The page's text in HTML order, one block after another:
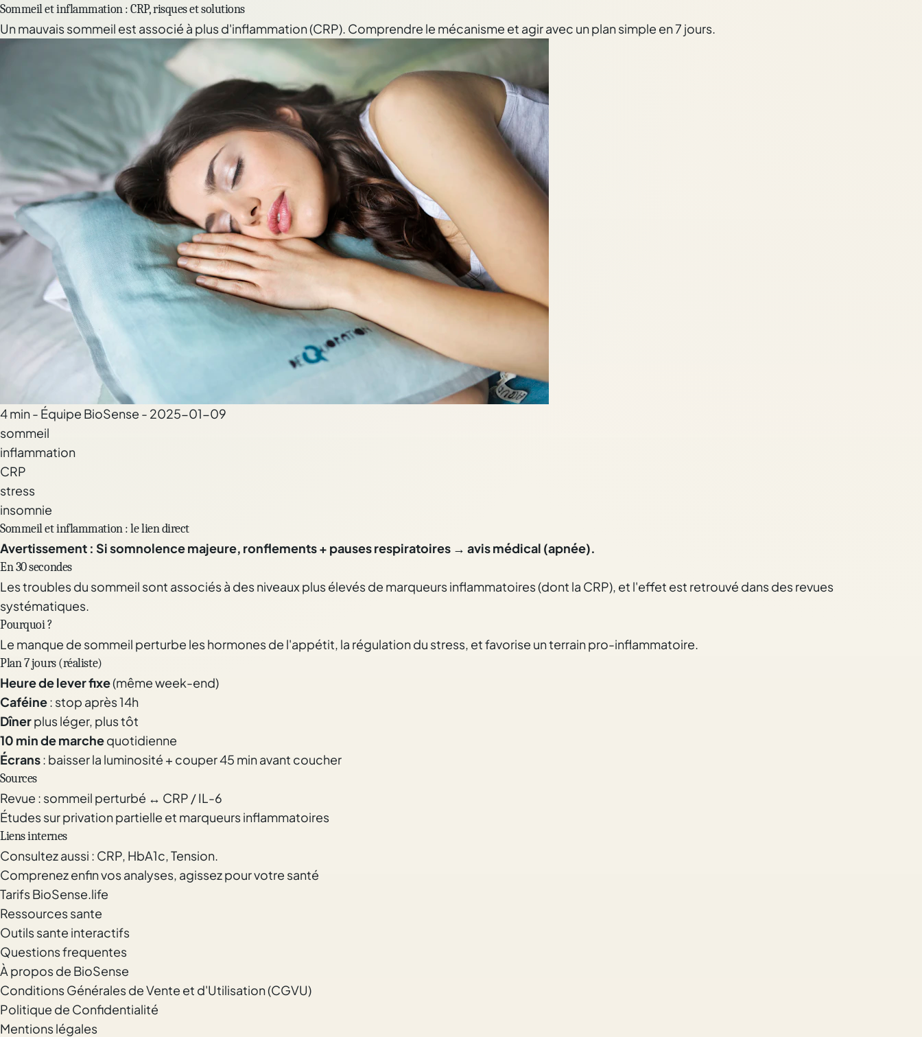
Sommeil et inflammation : CRP, risques et solutions
Un mauvais sommeil est associé à plus d'inflammation (CRP). Comprendre le mécanisme et agir avec un plan simple en 7 jours.
4 min - Équipe BioSense - 2025-01-09
sommeil
inflammation
CRP
stress
insomnie
Sommeil et inflammation : le lien direct
Avertissement : Si somnolence majeure, ronflements + pauses respiratoires → avis médical (apnée).
En 30 secondes
Les troubles du sommeil sont associés à des niveaux plus élevés de marqueurs inflammatoires (dont la CRP), et l'effet est retrouvé dans des revues
systématiques.
Pourquoi ?
Le manque de sommeil perturbe les hormones de l'appétit, la régulation du stress, et favorise un terrain pro-inflammatoire.
Plan 7 jours (réaliste)
Heure de lever fixe(même week-end)
Caféine: stop après 14h
Dînerplus léger, plus tôt
10 min de marchequotidienne
Écrans: baisser la luminosité + couper 45 min avant coucher
Sources
Revue : sommeil perturbé ↔ CRP / IL-6
Études sur privation partielle et marqueurs inflammatoires
Liens internes
Consultez aussi : CRP, HbA1c,Tension.
Comprenez enfin vos analyses, agissez pour votre santé
Tarifs BioSense.life
Ressources sante
Outils sante interactifs
Questions frequentes
À propos de BioSense
Conditions Générales de Vente et d'Utilisation (CGVU)
Politique de Confidentialité
Mentions légales